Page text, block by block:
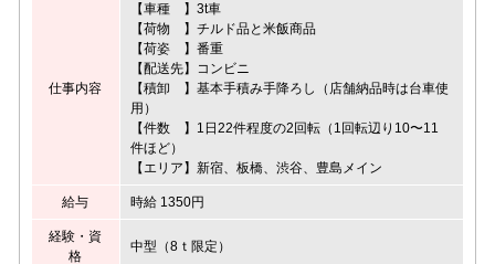
仕事内容
【車種 】3t車
【荷物 】チルド品と米飯商品
【荷姿 】番重
【配送先】コンビニ
【積卸 】基本手積み手降ろし（店舗納品時は台車使
用）
【件数 】1日22件程度の2回転（1回転辺り10〜11
件ほど）
【エリア】新宿、板橋、渋谷、豊島メイン
給与 時給 1350円
経験・資
格
中型（8ｔ限定）